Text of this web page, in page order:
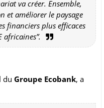
va créer. Ensemble,
et améliorer le paysage
financiers plus efficaces
africaines”.
du Groupe Ecobank, a